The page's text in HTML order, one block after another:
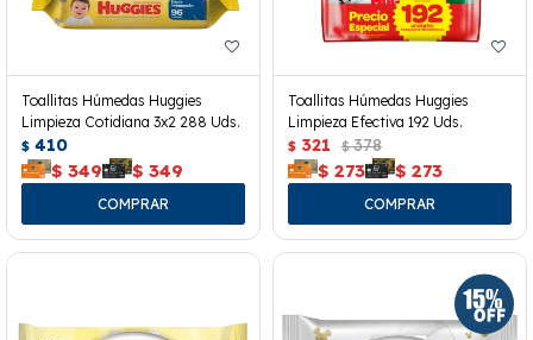
Toallitas Húmedas Huggies
Limpieza Cotidiana 3x2 288 Uds.
$ 410
$ 349 $ 349
Toallitas Húmedas Huggies
Limpieza Efectiva 192 Uds.
$ 321 $ 378
$ 273 $ 273